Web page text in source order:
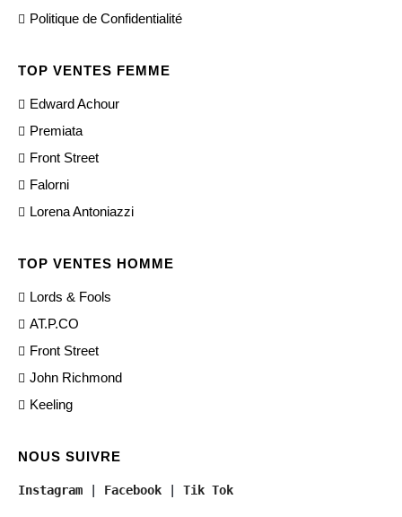
Politique de Confidentialité
TOP VENTES FEMME
Edward Achour
Premiata
Front Street
Falorni
Lorena Antoniazzi
TOP VENTES HOMME
Lords & Fools
AT.P.CO
Front Street
John Richmond
Keeling
NOUS SUIVRE
Instagram | Facebook | Tik Tok